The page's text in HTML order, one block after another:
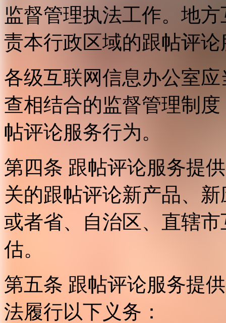
监督管理执法工作。地
责本行政区域的跟帖评
各级互联网信息办公室
查相结合的监督管理制
帖评论服务行为。
第四条 跟帖评论服务提
关的跟帖评论新产品、
或者省、自治区、直辖
估。
第五条 跟帖评论服务提
法履行以下义务：